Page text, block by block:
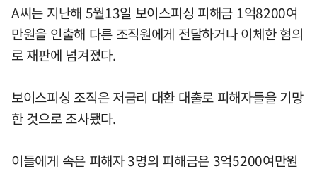
A씨는 지난해 5월13일 보이스피싱 피해금 1억8200여
만원을 인출해 다른 조직원에게 전달하거나 이체한 혐의
로 재판에 넘겨졌다.
보이스피싱 조직은 저금리 대환 대출로 피해자들을 기망
한 것으로 조사됐다.
이들에게 속은 피해자 3명의 피해금은 3억5200여만원